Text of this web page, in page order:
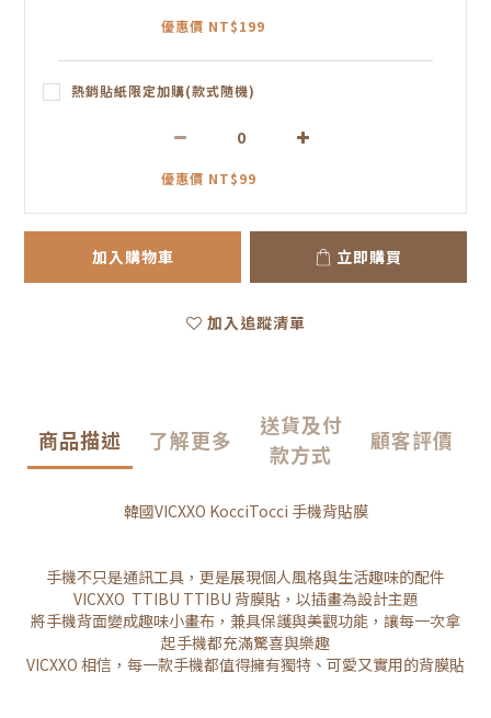
優惠價 NT$199
熱銷貼紙限定加購(款式隨機)
優惠價 NT$99
加入購物車 立即購買
加入追蹤清單
商品描述 了解更多
送貨及付
款方式
顧客評價
韓國VICXXO KocciTocci 手機背貼膜
手機不只是通訊工具，更是展現個人風格與生活趣味的配件
VICXXO TTIBU TTIBU 背膜貼，以插畫為設計主題
將手機背面變成趣味小畫布，兼具保護與美觀功能，讓每一次拿
起手機都充滿驚喜與樂趣
VICXXO 相信，每一款手機都值得擁有獨特、可愛又實用的背膜貼